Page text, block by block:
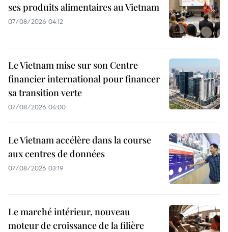
ses produits alimentaires au Vietnam
07/08/2026 04:12
Le Vietnam mise sur son Centre
financier international pour financer
sa transition verte
07/08/2026 04:00
Le Vietnam accélère dans la course
aux centres de données
07/08/2026 03:19
Le marché intérieur, nouveau
moteur de croissance de la filière